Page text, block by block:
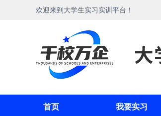
欢迎来到大学生实习实训平台！
首页 我要实习